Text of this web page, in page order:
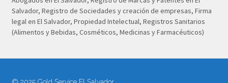
Salvador, Registro de Sociedades y creación de empresas, Firma
legal en El Salvador, Propiedad Intelectual, Registros Sanitarios
(Alimentos y Bebidas, Cosméticos, Medicinas y Farmacéuticos)